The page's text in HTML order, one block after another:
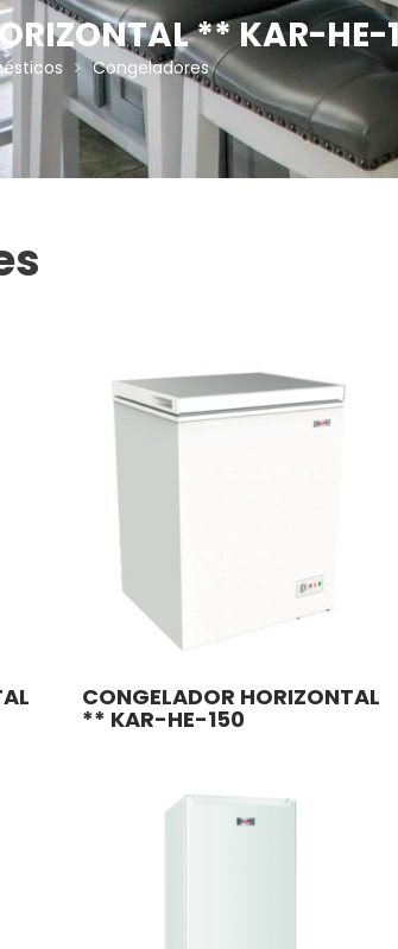
** KAR-HE-
Congeladores
CONGELADOR HORIZONTAL
** KAR-HE-150